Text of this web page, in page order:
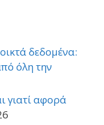
δεδομένα:
όλη την
γιατί αφορά